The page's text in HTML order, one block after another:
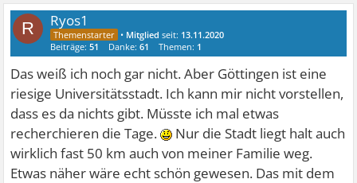
R Ryos1
• Mitglied seit: 13.11.2020
Beiträge:51 Danke:61 Themen: 1
Das weiß ich noch gar nicht. Aber Göttingen ist eine
riesige Universitätsstadt. Ich kann mir nicht vorstellen,
dass es da nichts gibt. Müsste ich mal etwas
recherchieren die Tage.
Nur die Stadt liegt halt auch
wirklich fast 50 km auch von meiner Familie weg.
Etwas näher wäre echt schön gewesen. Das mit dem